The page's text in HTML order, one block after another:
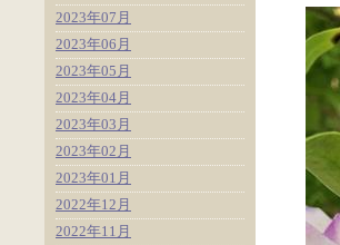
2023年07月
2023年06月
2023年05月
2023年04月
2023年03月
2023年02月
2023年01月
2022年12月
2022年11月